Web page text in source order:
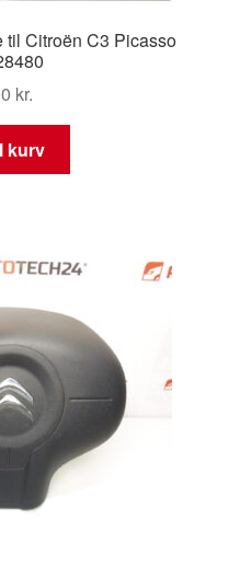
til Citroën C3 Picasso
kr.
kurv